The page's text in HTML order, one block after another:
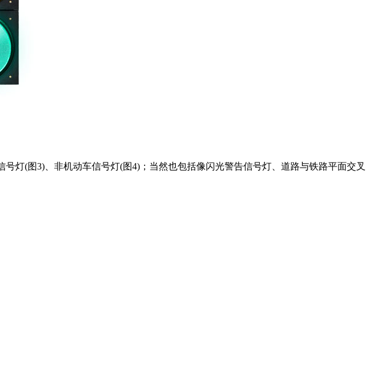
(图3)、非机动车信号灯(图4)；当然也包括像闪光警告信号灯、道路与铁路平面交叉